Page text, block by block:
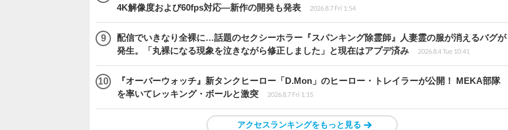
4K解像度および60fps対応―新作の開発も発表
2026.8.7 Fri 1:54
配信でいきなり全裸に…話題のセクシーホラー『スパンキング除霊師』人妻霊の服が消えるバグが
発生。「丸裸になる現象を泣きながら修正しました」と現在はアプデ済み
2026.8.4 Tue 10:41
『オーバーウォッチ』新タンクヒーロー「D.Mon」のヒーロー・トレイラーが公開！ MEKA部隊
を率いてレッキング・ボールと激突
2026.8.7 Fri 1:15
アクセスランキングをもっと見る